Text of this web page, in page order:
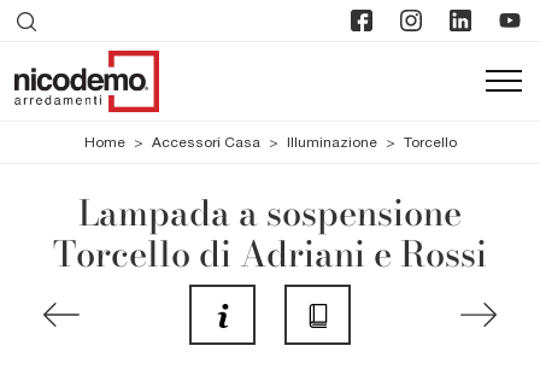
Home > Accessori Casa > Illuminazione > Torcello
Lampada a sospensione
Torcello di Adriani e Rossi